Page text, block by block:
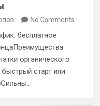
No Comments
бесплатное
органического
старт или